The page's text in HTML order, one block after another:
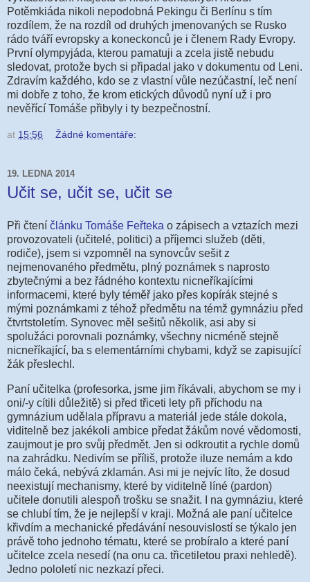
Potěmkiáda nikoli nepodobná Pekingu či Berlínu s tím
rozdílem, že na rozdíl od druhých jmenovaných se Rusko
rádo tváří evropsky a koneckonců je i členem Rady Evropy.
První olympyjáda, kterou pamatuji a zcela jistě nebudu
sledovat, protože bych si připadal jako v dokumentu od Leni.
Zdravím každého, kdo se z vlastní vůle nezúčastní, leč není
mi dobře z toho, že krom etických důvodů nyní už i pro
nevěřící Tomáše přibyly i ty bezpečnostní.
at 15:56 Žádné komentáře:
19. LEDNA 2014
Učit se, učit se, učit se
Při čtení článku Tomáše Feřteka o zápisech a vztazích mezi
provozovateli (učitelé, politici) a příjemci služeb (děti,
rodiče), jsem si vzpomněl na synovcův sešit z
nejmenovaného předmětu, plný poznámek s naprosto
zbytečnými a bez řádného kontextu nicneříkajícími
informacemi, které byly téměř jako přes kopírák stejné s
mými poznámkami z téhož předmětu na témž gymnáziu před
čtvrtstoletím. Synovec měl sešitů několik, asi aby si
spolužáci porovnali poznámky, všechny nicméně stejně
nicneříkající, ba s elementárními chybami, když se zapisující
žák přeslechl.
Paní učitelka (profesorka, jsme jim říkávali, abychom se my i
oni/-y cítili důležitě) si před třiceti lety při příchodu na
gymnázium udělala přípravu a materiál jede stále dokola,
viditelně bez jakékoli ambice předat žákům nové vědomosti,
zaujmout je pro svůj předmět. Jen si odkroutit a rychle domů
na zahrádku. Nedivím se příliš, protože iluze nemám a kdo
málo čeká, nebývá zklamán. Asi mi je nejvíc líto, že dosud
neexistují mechanismy, které by viditelně líné (pardon)
učitele donutili alespoň trošku se snažit. I na gymnáziu, které
se chlubí tím, že je nejlepší v kraji. Možná ale paní učitelce
křivdím a mechanické předávání nesouvislostí se týkalo jen
právě toho jednoho tématu, které se probíralo a které paní
učitelce zcela nesedí (na onu ca. třicetiletou praxi nehledě).
Jedno pololetí nic nezkazí přeci.